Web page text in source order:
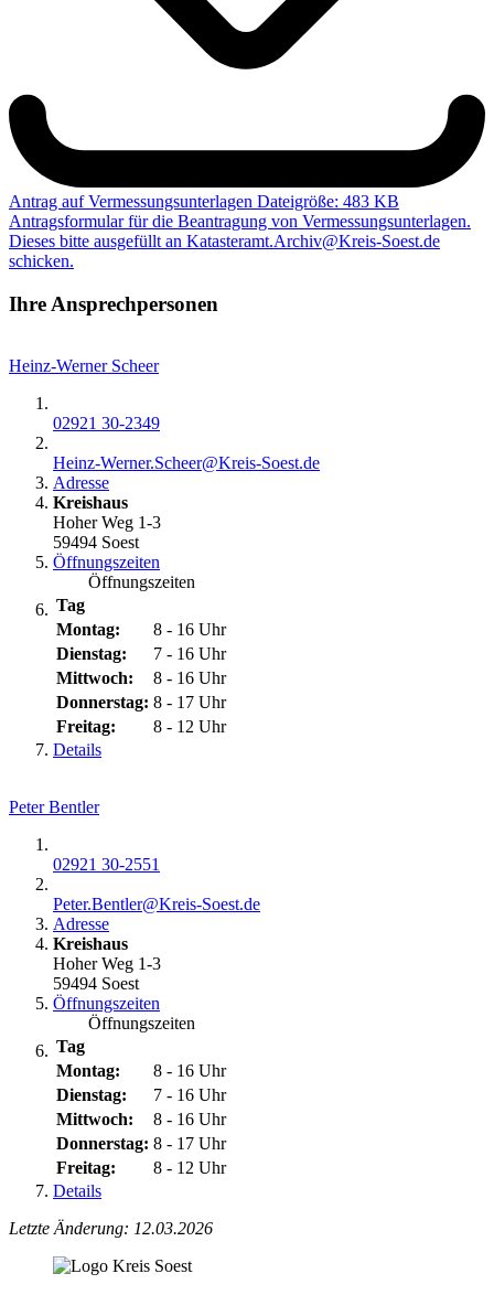
Antrag auf Vermessungsunterlagen Dateigröße: 483 KB
Antragsformular für die Beantragung von Vermessungsunterlagen.
Dieses bitte ausgefüllt an Katasteramt.Archiv@Kreis-Soest.de
schicken.
Ihre Ansprechpersonen
Heinz-Werner Scheer
02921 30-2349
Heinz-Werner.Scheer@​Kreis-Soest.de
Adresse
Kreishaus
Hoher Weg 1-3
59494 Soest
Öffnungszeiten
Öffnungszeiten
Tag
Montag:
8 - 16 Uhr
Dienstag:
7 - 16 Uhr
Mittwoch:
8 - 16 Uhr
Donnerstag: 8 - 17 Uhr
Freitag:
8 - 12 Uhr
Details
Peter Bentler
02921 30-2551
Peter.Bentler@​Kreis-Soest.de
Adresse
Kreishaus
Hoher Weg 1-3
59494 Soest
Öffnungszeiten
Öffnungszeiten
Tag
Montag:
8 - 16 Uhr
Dienstag:
7 - 16 Uhr
Mittwoch:
8 - 16 Uhr
Donnerstag: 8 - 17 Uhr
Freitag:
8 - 12 Uhr
Details
Letzte Änderung: 12.03.2026